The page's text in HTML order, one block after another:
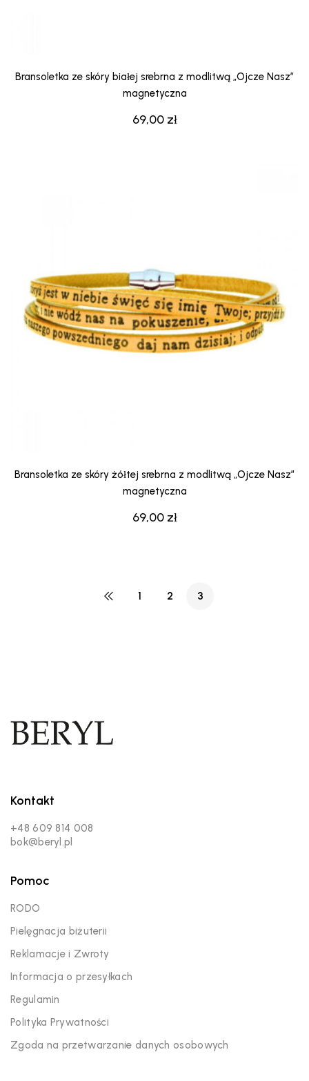
69,00 zł
Bransoletka ze skóry białej srebrna z modlitwą „Ojcze Nasz”
magnetyczna
69,00 zł
Bransoletka ze skóry żółtej srebrna z modlitwą „Ojcze Nasz”
magnetyczna
1 2 3
Kontakt
+48 609 814 008
bok@beryl.pl
Pomoc
RODO
Pielęgnacja biżuterii
Reklamacje i Zwroty
Informacja o przesyłkach
Regulamin
Polityka Prywatności
Zgoda na przetwarzanie danych osobowych